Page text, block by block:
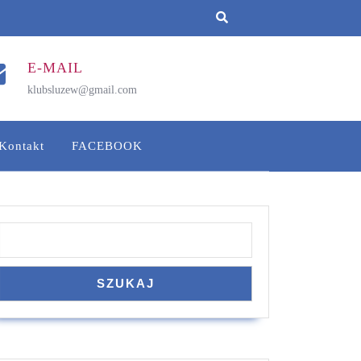
E-MAIL
klubsluzew@gmail.com
FACEBOOK
Szukaj
SZUKAJ